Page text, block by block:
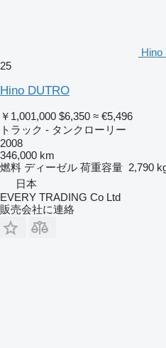
Hino
25
Hino DUTRO
￥1,001,000 $6,350 ≈ €5,496
トラック - タンクローリー
2008
346,000 km
燃料 ディーゼル 荷重容量 2,790
日本
EVERY TRADING Co Ltd
販売会社に連絡